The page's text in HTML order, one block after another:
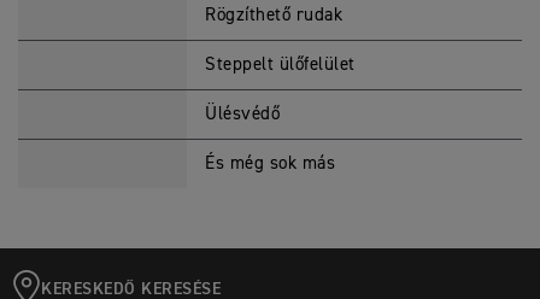
Rögzíthető rudak
Steppelt ülőfelület
Ülésvédő
És még sok más
KERESKEDŐ KERESÉSE